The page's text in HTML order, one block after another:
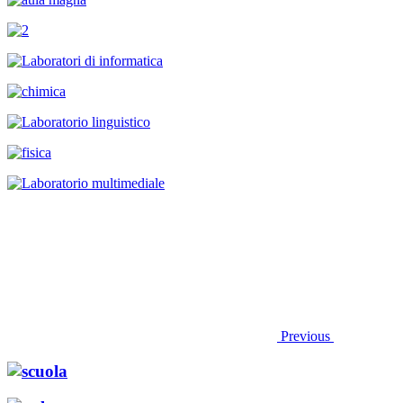
Previous